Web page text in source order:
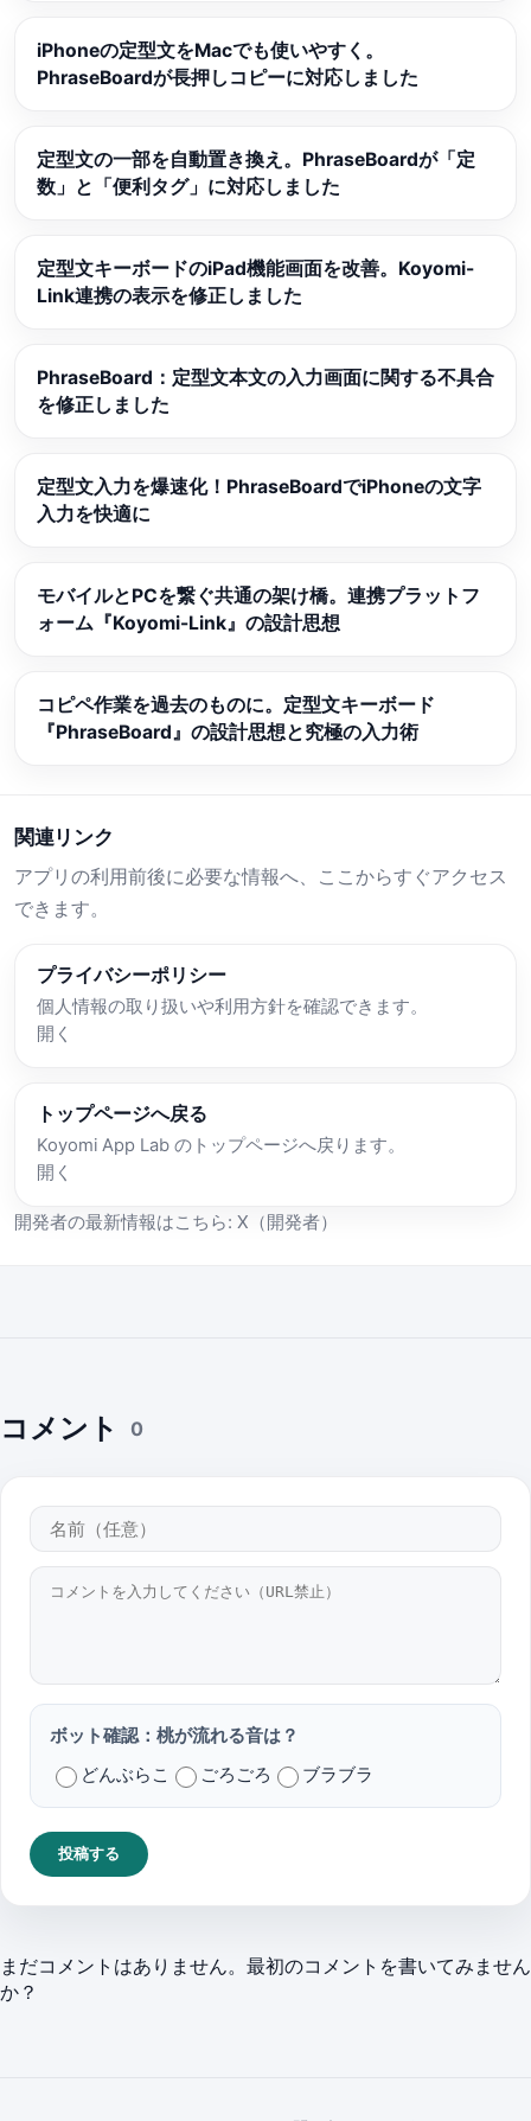
iPhoneの定型文をMacでも使いやすく。
PhraseBoardが長押しコピーに対応しました
定型文の一部を自動置き換え。PhraseBoardが「定
数」と「便利タグ」に対応しました
定型文キーボードのiPad機能画面を改善。Koyomi-
Link連携の表示を修正しました
PhraseBoard：定型文本文の入力画面に関する不具合
を修正しました
定型文入力を爆速化！PhraseBoardでiPhoneの文字
入力を快適に
モバイルとPCを繋ぐ共通の架け橋。連携プラットフ
ォーム『Koyomi-Link』の設計思想
コピペ作業を過去のものに。定型文キーボード
『PhraseBoard』の設計思想と究極の入力術
関連リンク
アプリの利用前後に必要な情報へ、ここからすぐアクセス
できます。
プライバシーポリシー
個人情報の取り扱いや利用方針を確認できます。
開く
トップページへ戻る
Koyomi App Lab のトップページへ戻ります。
開く
開発者の最新情報はこちら: X（開発者）
コメント 0
ボット確認：桃が流れる音は？
どんぶらこ
ごろごろ ブラブラ
投稿する
まだコメントはありません。最初のコメントを書いてみません
か？